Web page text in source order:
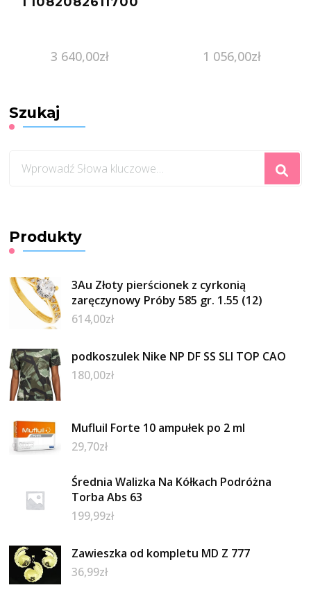
3 640,00zł 1 056,00zł
Szukaj
czegoś?
Produkty
3Au Złoty pierścionek z cyrkonią
zaręczynowy Próby 585 gr. 1.55 (12)
614,00zł
podkoszulek Nike NP DF SS SLI TOP CAO
180,00zł
Mufluil Forte 10 ampułek po 2 ml
29,70zł
Średnia Walizka Na Kółkach Podróżna
Torba Abs 63
199,99zł
Zawieszka od kompletu MD Z 777
36,99zł